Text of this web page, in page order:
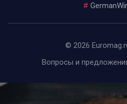
#
© 2026
Вопросы и